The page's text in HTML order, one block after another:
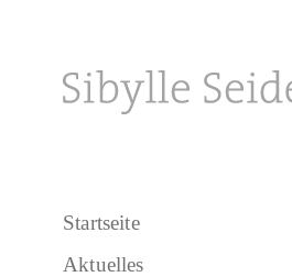
Startseite
Aktuelles